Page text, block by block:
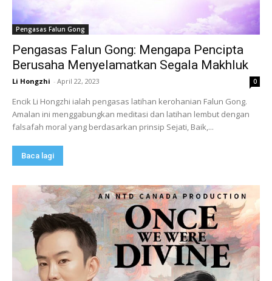
Pengasas Falun Gong
Pengasas Falun Gong: Mengapa Pencipta
Berusaha Menyelamatkan Segala Makhluk
Li Hongzhi - April 22, 2023 0
Encik Li Hongzhi ialah pengasas latihan kerohanian Falun Gong.
Amalan ini menggabungkan meditasi dan latihan lembut dengan
falsafah moral yang berdasarkan prinsip Sejati, Baik,...
Baca lagi